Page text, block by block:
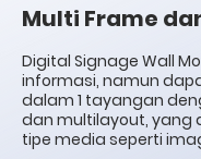
Multi Frame
Digital Signage Wall
informasi, namun
dalam 1 tayangan
dan multilayout, yang
tipe media seperti